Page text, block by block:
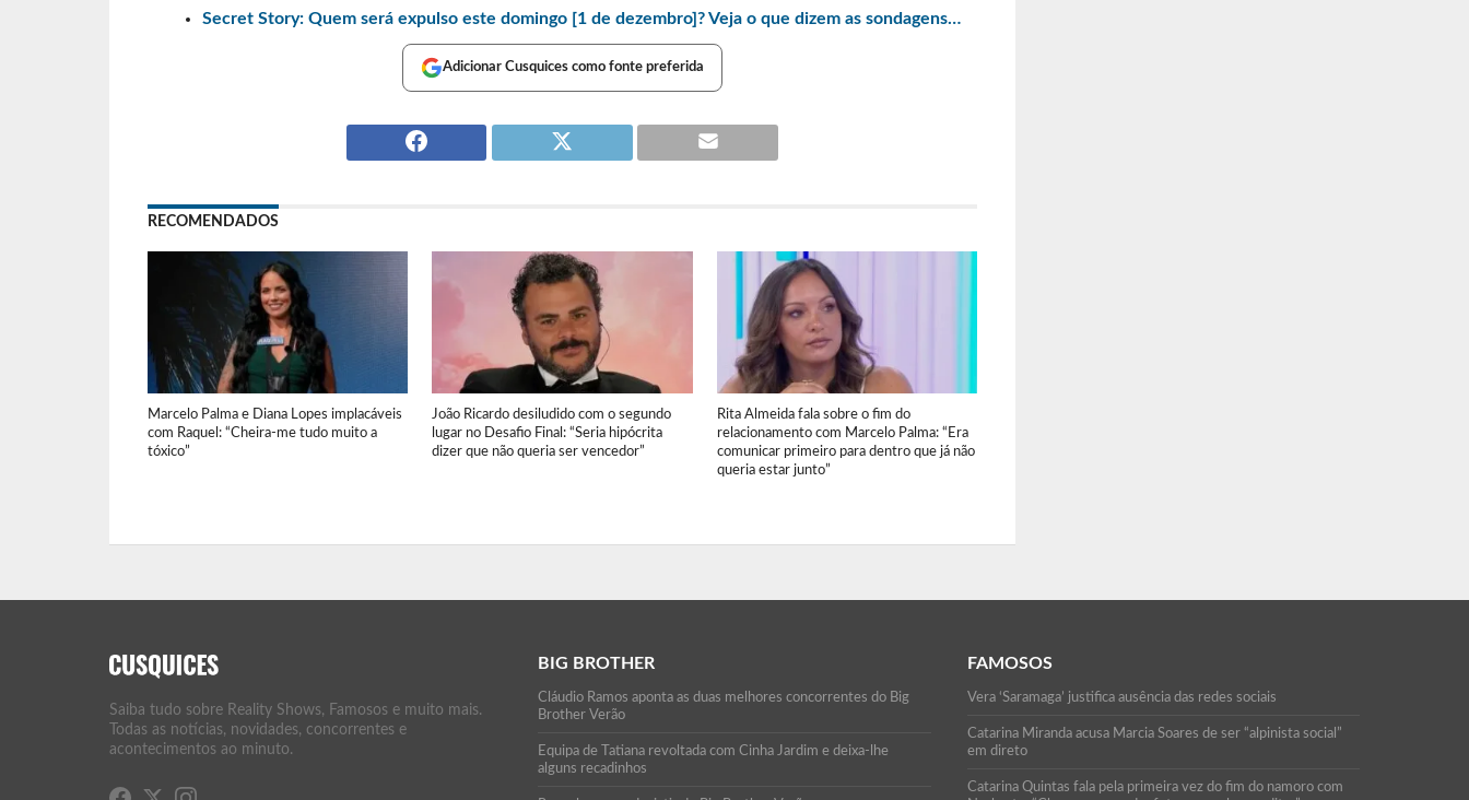
Secret Story: Quem será expulso este domingo [1 de dezembro]? Veja o que dizem as sondagens…
Adicionar Cusquices como fonte preferida
RECOMENDADOS
Marcelo Palma e Diana Lopes implacáveis
com Raquel: “Cheira-me tudo muito a
tóxico”
João Ricardo desiludido com o segundo
lugar no Desafio Final: “Seria hipócrita
dizer que não queria ser vencedor”
Rita Almeida fala sobre o fim do
relacionamento com Marcelo Palma: “Era
comunicar primeiro para dentro que já não
queria estar junto”
Saiba tudo sobre Reality Shows, Famosos e muito mais.
Todas as notícias, novidades, concorrentes e
acontecimentos ao minuto.
BIG BROTHER
Cláudio Ramos aponta as duas melhores concorrentes do Big
Brother Verão
Equipa de Tatiana revoltada com Cinha Jardim e deixa-lhe
alguns recadinhos
FAMOSOS
Vera ‘Saramaga’ justifica ausência das redes sociais
Catarina Miranda acusa Marcia Soares de ser “alpinista social”
em direto
Catarina Quintas fala pela primeira vez do fim do namoro com